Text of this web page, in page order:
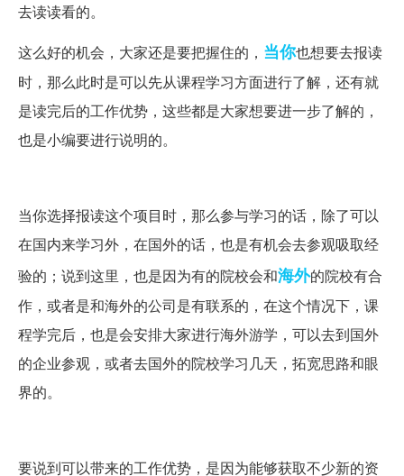
去读读看的。
这么好的机会，大家还是要把握住的， 当你也想要去报读
时，那么此时是可以先从课程学习方面进行了解，还有就
是读完后的工作优势，这些都是大家想要进一步了解的，
也是小编要进行说明的。
当你选择报读这个项目时，那么参与学习的话，除了可以
在国内来学习外，在国外的话，也是有机会去参观吸取经
验的；说到这里，也是因为有的院校会和海外的院校有合
作，或者是和海外的公司是有联系的，在这个情况下，课
程学完后，也是会安排大家进行海外游学，可以去到国外
的企业参观，或者去国外的院校学习几天，拓宽思路和眼
界的。
要说到可以带来的工作优势，是因为能够获取不少新的资